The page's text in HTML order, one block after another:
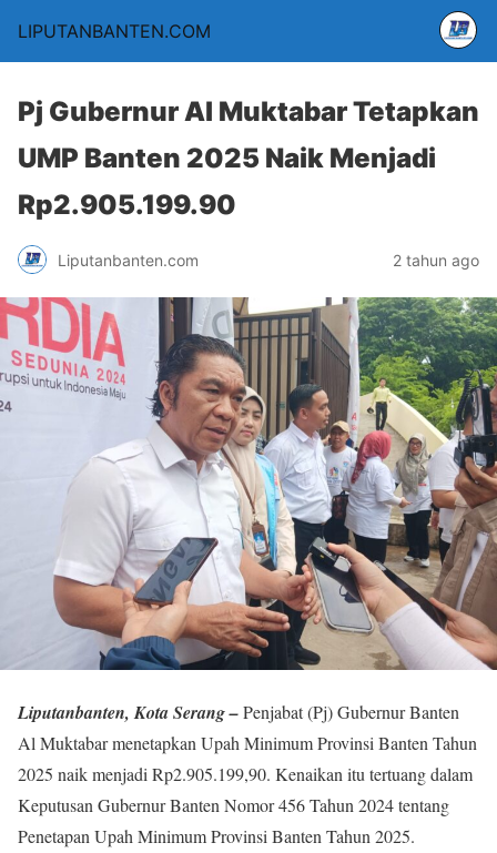
LIPUTANBANTEN.COM
Pj Gubernur Al Muktabar Tetapkan
UMP Banten 2025 Naik Menjadi
Rp2.905.199.90
Liputanbanten.com 2 tahun ago
Liputanbanten, Kota Serang –Penjabat (Pj) Gubernur Banten
Al Muktabar menetapkan Upah Minimum Provinsi Banten Tahun
2025 naik menjadi Rp2.905.199,90. Kenaikan itu tertuang dalam
Keputusan Gubernur Banten Nomor 456 Tahun 2024 tentang
Penetapan Upah Minimum Provinsi Banten Tahun 2025.